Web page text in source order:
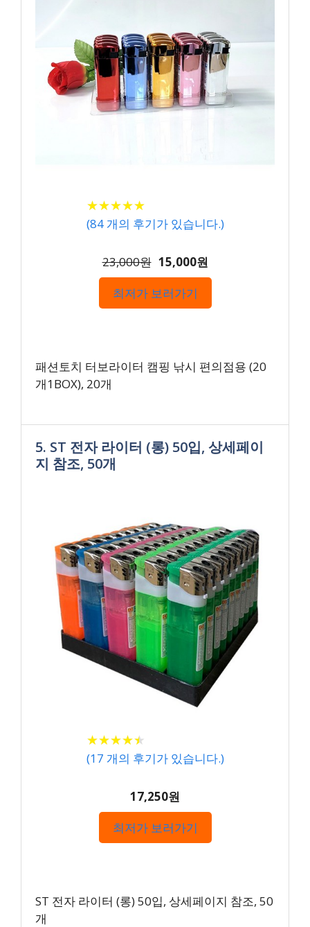
★★★★★
★★★★★
(84개의 후기가 있습니다.)
23,000원 15,000원
최저가 보러가기
패션토치 터보라이터 캠핑 낚시 편의점용 (20
개1BOX), 20개
5. ST 전자 라이터 (롱) 50입, 상세페이
지 참조, 50개
★★★★★
★★★★★
(17 개의 후기가 있습니다.)
17,250원
최저가 보러가기
ST 전자 라이터 (롱) 50입, 상세페이지 참조, 50
개